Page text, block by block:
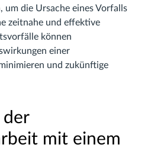
die Ursache eines Vorfalls
zeitnahe und effektive
können
einer
und zukünftige
der
mit einem